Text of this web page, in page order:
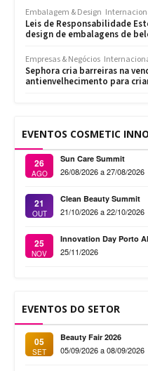
Embalagem & Design
Leis de Responsabilidade
design de embalagens de
Empresas & Negócios
Sephora cria barreiras na
antienvelhecimento para
EVENTOS COSMETIC
26
AGO
Sun Care Summit
26/08/2026 a 27/08/2026
21
OUT
Clean Beauty Summit
21/10/2026 a 22/10/2026
25
NOV
Innovation Day Porto
25/11/2026
EVENTOS DO SETOR
05
SET
Beauty Fair 2026
05/09/2026 a 08/09/2026